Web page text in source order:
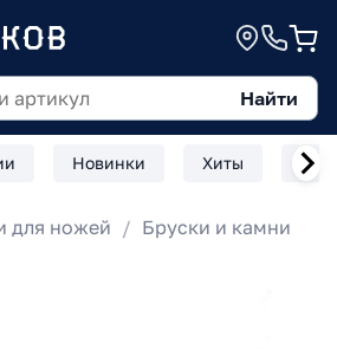
Найти
Новинки Хиты
для ножей Бруски и камни